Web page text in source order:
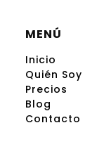
MENÚ
Inicio
Quién Soy
Precios
Blog
Contacto